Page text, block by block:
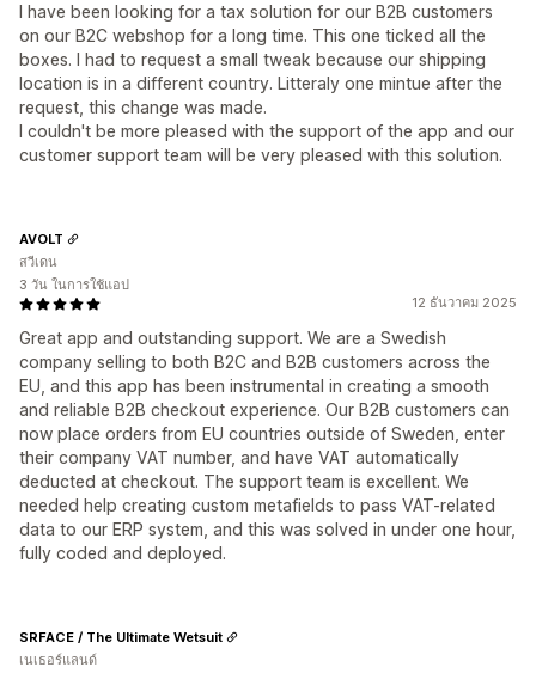
I have been looking for a tax solution for our B2B customers
on our B2C webshop for a long time. This one ticked all the
boxes. I had to request a small tweak because our shipping
location is in a different country. Litteraly one mintue after the
request, this change was made.
I couldn't be more pleased with the support of the app and our
customer support team will be very pleased with this solution.
12 ธันวาคม 2025
Great app and outstanding support. We are a Swedish
company selling to both B2C and B2B customers across the
EU, and this app has been instrumental in creating a smooth
and reliable B2B checkout experience. Our B2B customers can
now place orders from EU countries outside of Sweden, enter
their company VAT number, and have VAT automatically
deducted at checkout. The support team is excellent. We
needed help creating custom metafields to pass VAT-related
data to our ERP system, and this was solved in under one hour,
fully coded and deployed.
AVOLT
สวีเดน
3 วัน ในการใช้แอป
SRFACE / The Ultimate Wetsuit
เนเธอร์แลนด์